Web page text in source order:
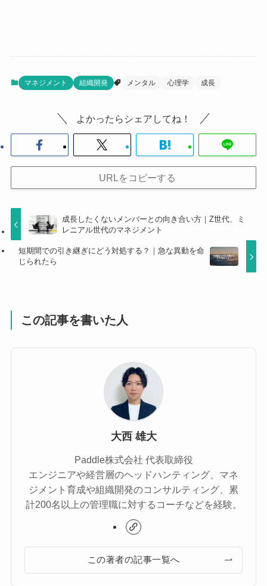
マネジメント 組織開発 メンタル 心理学 成長
よかったらシェアしてね！
URLをコピーする
成長したくないメンバーとの向き合い方｜Z世代、ミ
レニアル世代のマネジメント
短期間での引き継ぎにどう対処する？｜急な異動を命
じられたら
この記事を書いた人
大西 雄大
Paddle株式会社 代表取締役
エンジニアや経営層のヘッドハンティング、マネ
ジメント育成や組織開発のコンサルティング、累
計200名以上の管理職に対するコーチなどを経験。
この著者の記事一覧へ